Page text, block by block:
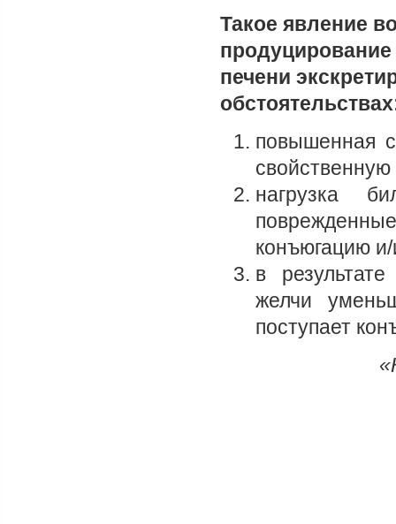
Такое явление
печени
повышенная
свойственную
нагрузка
конъюгацию
в
желчи
поступает